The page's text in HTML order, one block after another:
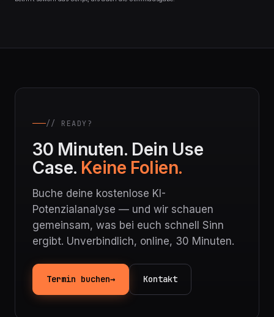
Angabe nach Artikel 50 EU AI Act: Der PodCast ist vollständig KI generiert, dies
30 Minuten. Dein Use
Buche deine kostenlose KI-
Potenzialanalyse — und wir schauen
gemeinsam, was bei euch schnell Sinn
Termin buchen→ Kontakt